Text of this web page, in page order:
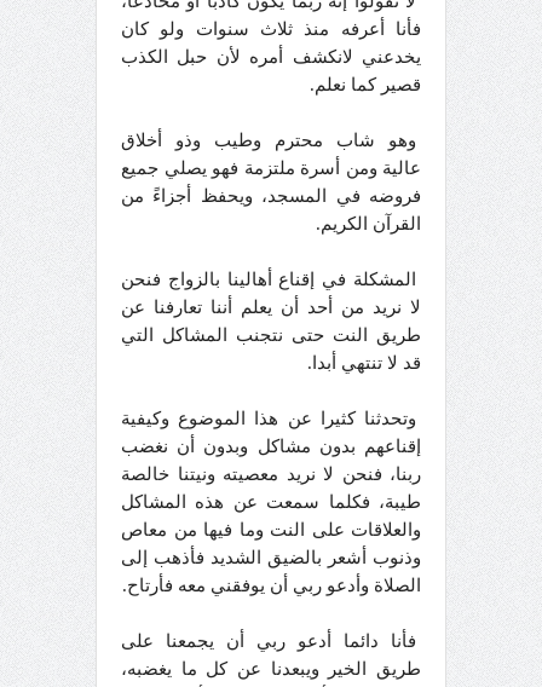
فأنا أعرفه منذ ثلاث سنوات ولو كان
يخدعني لانكشف أمره لأن حبل الكذب
قصير كما نعلم.
وهو شاب محترم وطيب وذو أخلاق
عالية ومن أسرة ملتزمة فهو يصلي جميع
فروضه في المسجد، ويحفظ أجزاءً من
القرآن الكريم.
المشكلة في إقناع أهالينا بالزواج فنحن
لا نريد من أحد أن يعلم أننا تعارفنا عن
طريق النت حتى نتجنب المشاكل التي
قد لا تنتهي أبدا.
وتحدثنا كثيرا عن هذا الموضوع وكيفية
إقناعهم بدون مشاكل وبدون أن نغضب
ربنا، فنحن لا نريد معصيته ونيتنا خالصة
طيبة، فكلما سمعت عن هذه المشاكل
والعلاقات على النت وما فيها من معاص
وذنوب أشعر بالضيق الشديد فأذهب إلى
الصلاة وأدعو ربي أن يوفقني معه فأرتاح.
فأنا دائما أدعو ربي أن يجمعنا على
طريق الخير ويبعدنا عن كل ما يغضبه،